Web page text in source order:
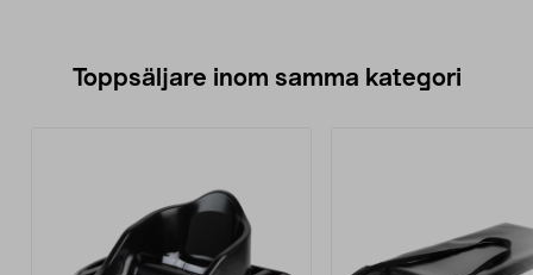
Toppsäljare inom samma kategori